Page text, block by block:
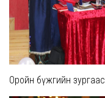
Оройн бүжгийн зургаас